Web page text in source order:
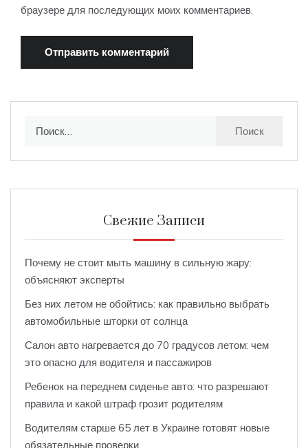
браузере для последующих моих комментариев.
Свежие Записи
Почему не стоит мыть машину в сильную жару:
объясняют эксперты
Без них летом не обойтись: как правильно выбрать
автомобильные шторки от солнца
Салон авто нагревается до 70 градусов летом: чем
это опасно для водителя и пассажиров
Ребенок на переднем сиденье авто: что разрешают
правила и какой штраф грозит родителям
Водителям старше 65 лет в Украине готовят новые
обязательные проверки